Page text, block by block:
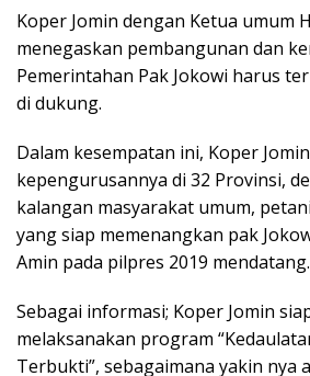
Koper Jomin dengan Ketua umum
menegaskan pembangunan dan
Pemerintahan Pak Jokowi harus
di dukung.
Dalam kesempatan ini, Koper
kepengurusannya di 32 Provinsi,
kalangan masyarakat umum,
yang siap memenangkan pak
Amin pada pilpres 2019 mendatang.
Sebagai informasi; Koper Jomin
melaksanakan program
Terbukti”, sebagaimana yakin nya